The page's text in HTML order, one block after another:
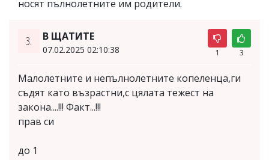
носят пълнолетните им родители.
3. В ЩАТИТЕ
07.02.2025 02:10:38 1 3
Малолетните и непълнолетните копеленца,ги
съдят като възрастни,с цялата тежест на
закона....!!! Факт...!!!
прав си
до 1